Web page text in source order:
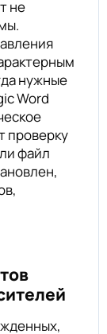
не
нужные
Word
проверку
файл